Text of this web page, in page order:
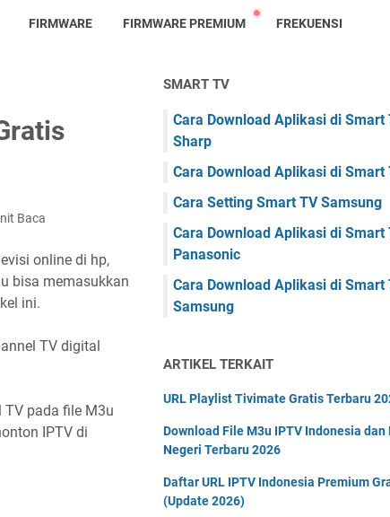
FIRMWARE FIRMWARE PREMIUM FREKUENSI
Baca
online di hp,
bisa memasukkan
ini.
TV digital
TV pada file M3u
IPTV di
SMART TV
Cara Download Aplikasi di Smart
Sharp
Cara Download Aplikasi di Smart
Cara Setting Smart TV Samsung
Cara Download Aplikasi di Smart
Panasonic
Cara Download Aplikasi di Smart
Samsung
ARTIKEL TERKAIT
URL Playlist Tivimate Gratis Terbaru
Download File M3u IPTV Indonesia dan
Negeri Terbaru 2026
Daftar URL IPTV Indonesia Premium
(Update 2026)